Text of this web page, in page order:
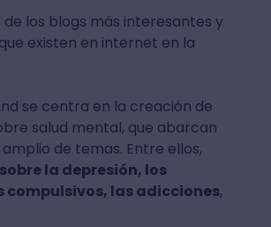
de los blogs más interesantes y
existen en internet en la
se centra en la creación de
salud mental, que abarcan
de temas. Entre ellos,
la depresión, los
las adicciones,